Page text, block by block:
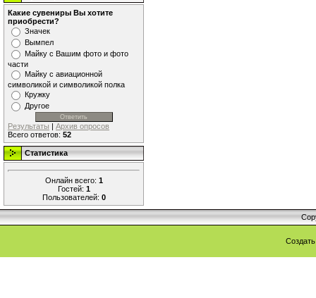
Какие сувениры Вы хотите
приобрести?
Значек
Вымпел
Майку с Вашим фото и фото
части
Майку с авиационной
символикой и символикой полка
Кружку
Другое
Результаты | Архив опросов
Всего ответов: 52
Статистика
Онлайн всего: 1
Гостей: 1
Пользователей: 0